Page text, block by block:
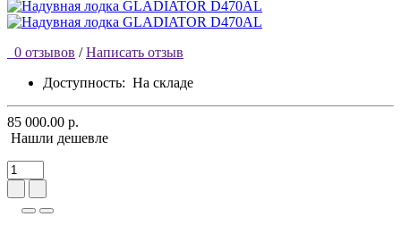
0 отзывов / Написать отзыв
Доступность: На складе
85 000.00 р.
Нашли дешевле